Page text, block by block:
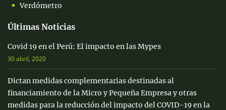
Verdómetro
Últimas Noticias
Covid 19 en el Perú: El impacto en las Mypes
30 abril, 2020
Dictan medidas complementarias destinadas al
financiamiento de la Micro y Pequeña Empresa y otras
medidas para la reducción del impacto del COVID-19 en la